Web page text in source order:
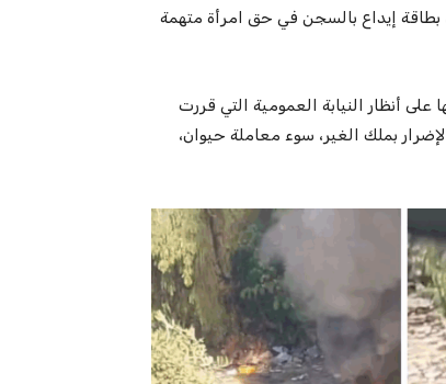
الابتدائية بتونس 2، اليوم الجمعة، بطاقة إيداع بالسجن في حق امرأة متهمة
أنظار النيابة العمومية التي قررت
بملك الغير، سوء معاملة حيوان،